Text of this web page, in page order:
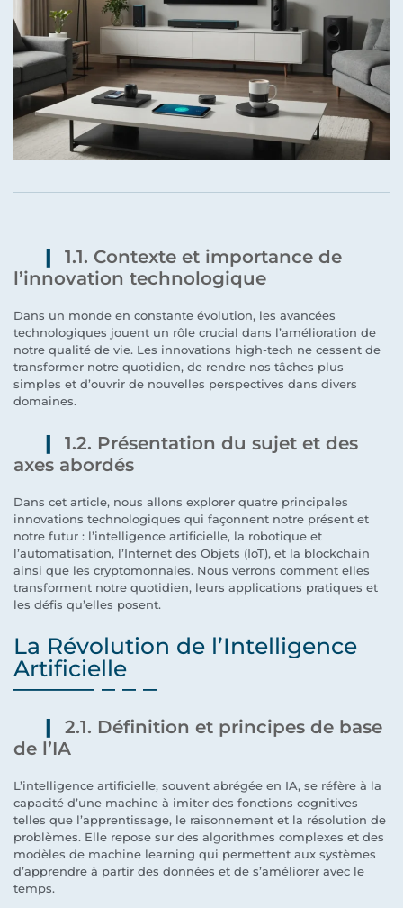
1.1. Contexte et importance de
l’innovation technologique
Dans un monde en constante évolution, les avancées
technologiques jouent un rôle crucial dans l’amélioration de
notre qualité de vie. Les innovations high-tech ne cessent de
transformer notre quotidien, de rendre nos tâches plus
simples et d’ouvrir de nouvelles perspectives dans divers
domaines.
1.2. Présentation du sujet et des
axes abordés
Dans cet article, nous allons explorer quatre principales
innovations technologiques qui façonnent notre présent et
notre futur : l’intelligence artificielle, la robotique et
l’automatisation, l’Internet des Objets (IoT), et la blockchain
ainsi que les cryptomonnaies. Nous verrons comment elles
transforment notre quotidien, leurs applications pratiques et
les défis qu’elles posent.
La Révolution de l’Intelligence
Artificielle
2.1. Définition et principes de base
de l’IA
L’intelligence artificielle, souvent abrégée en IA, se réfère à la
capacité d’une machine à imiter des fonctions cognitives
telles que l’apprentissage, le raisonnement et la résolution de
problèmes. Elle repose sur des algorithmes complexes et des
modèles de machine learning qui permettent aux systèmes
d’apprendre à partir des données et de s’améliorer avec le
temps.